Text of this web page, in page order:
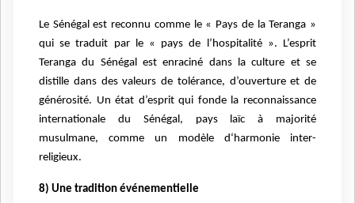
Le Sénégal est reconnu comme le « Pays de la Teranga »
qui se traduit par le « pays de l’hospitalité ». L’esprit
Teranga du Sénégal est enraciné dans la culture et se
distille dans des valeurs de tolérance, d’ouverture et de
générosité. Un état d’esprit qui fonde la reconnaissance
internationale du Sénégal, pays laïc à majorité
musulmane, comme un modèle d‘harmonie inter-
religieux.
8) Une tradition événementielle